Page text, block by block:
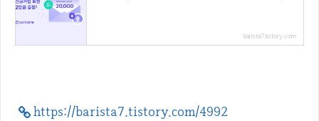
barista7.tistory.com
https://barista7.tistory.com/4992